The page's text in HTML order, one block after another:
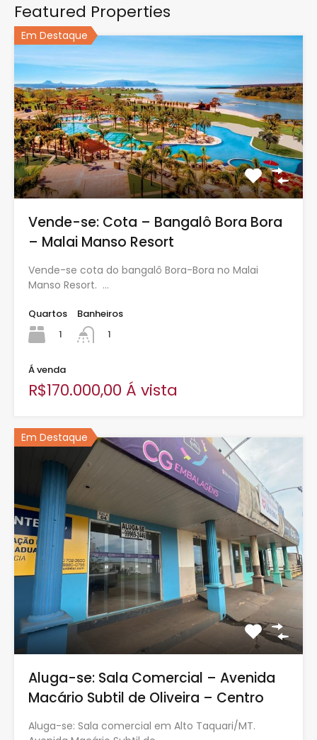
Featured Properties
Em Destaque
Vende-se: Cota – Bangalô Bora Bora
– Malai Manso Resort
Vende-se cota do bangalô Bora-Bora no Malai
Manso Resort. …
Quartos
1
Banheiros
1
Á venda
R$170.000,00 Á vista
Em Destaque
Aluga-se: Sala Comercial – Avenida
Macário Subtil de Oliveira – Centro
Aluga-se: Sala comercial em Alto Taquari/MT.